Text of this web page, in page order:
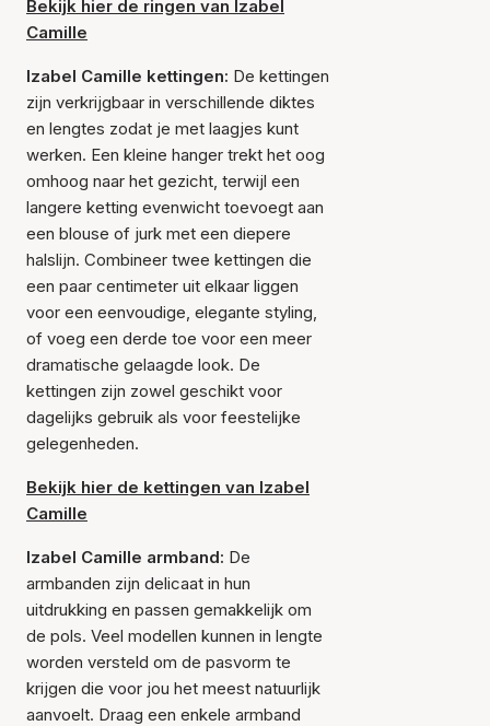
Bekijk hier de ringen van Izabel
Camille
Izabel Camille kettingen: De kettingen
zijn verkrijgbaar in verschillende diktes
en lengtes zodat je met laagjes kunt
werken. Een kleine hanger trekt het oog
omhoog naar het gezicht, terwijl een
langere ketting evenwicht toevoegt aan
een blouse of jurk met een diepere
halslijn. Combineer twee kettingen die
een paar centimeter uit elkaar liggen
voor een eenvoudige, elegante styling,
of voeg een derde toe voor een meer
dramatische gelaagde look. De
kettingen zijn zowel geschikt voor
dagelijks gebruik als voor feestelijke
gelegenheden.
Bekijk hier de kettingen van Izabel
Camille
Izabel Camille armband: De
armbanden zijn delicaat in hun
uitdrukking en passen gemakkelijk om
de pols. Veel modellen kunnen in lengte
worden versteld om de pasvorm te
krijgen die voor jou het meest natuurlijk
aanvoelt. Draag een enkele armband